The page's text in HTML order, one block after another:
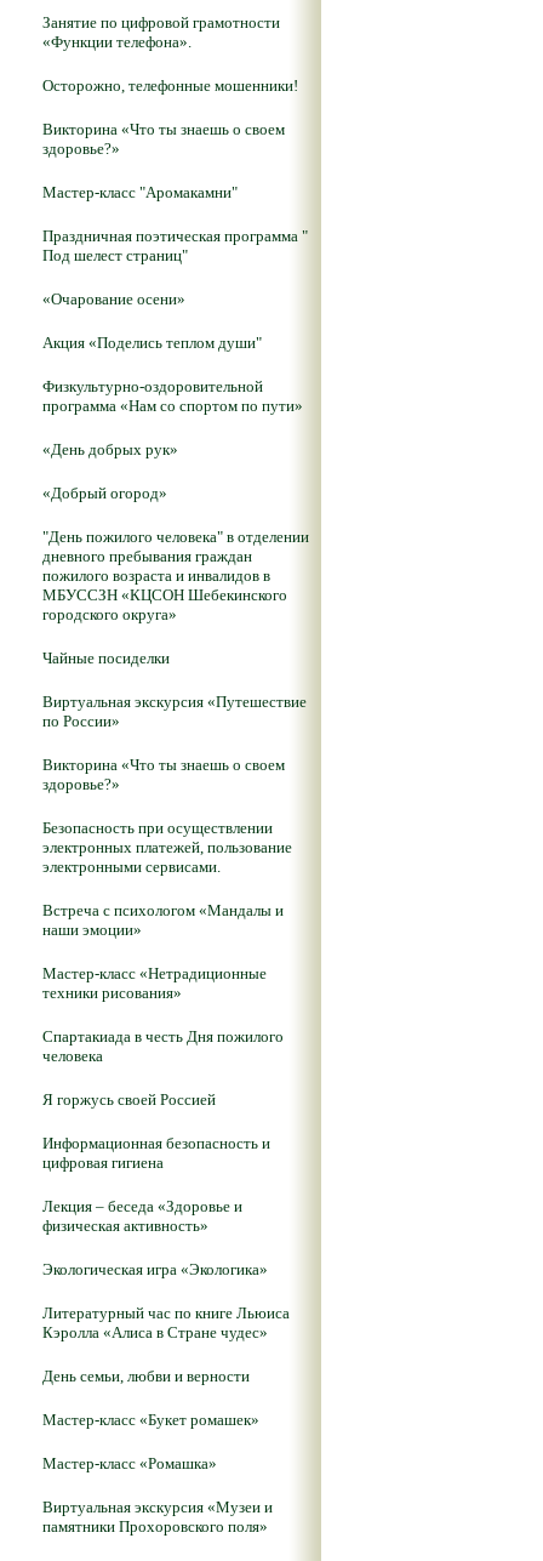
Занятие по цифровой грамотности
«Функции телефона».
Осторожно, телефонные мошенники!
Викторина «Что ты знаешь о своем
здоровье?»
Мастер-класс "Аромакамни"
Праздничная поэтическая программа "
Под шелест страниц"
«Очарование осени»
Акция «Поделись теплом души"
Физкультурно-оздоровительной
программа «Нам со спортом по пути»
«День добрых рук»
«Добрый огород»
"День пожилого человека" в отделении
дневного пребывания граждан
пожилого возраста и инвалидов в
МБУССЗН «КЦСОН Шебекинского
городского округа»
Чайные посиделки
Виртуальная экскурсия «Путешествие
по России»
Викторина «Что ты знаешь о своем
здоровье?»
Безопасность при осуществлении
электронных платежей, пользование
электронными сервисами.
Встреча с психологом «Мандалы и
наши эмоции»
Мастер-класс «Нетрадиционные
техники рисования»
Спартакиада в честь Дня пожилого
человека
Я горжусь своей Россией
Информационная безопасность и
цифровая гигиена
Лекция – беседа «Здоровье и
физическая активность»
Экологическая игра «Экологика»
Литературный час по книге Льюиса
Кэролла «Алиса в Стране чудес»
День семьи, любви и верности
Мастер-класс «Букет ромашек»
Мастер-класс «Ромашка»
Виртуальная экскурсия «Музеи и
памятники Прохоровского поля»